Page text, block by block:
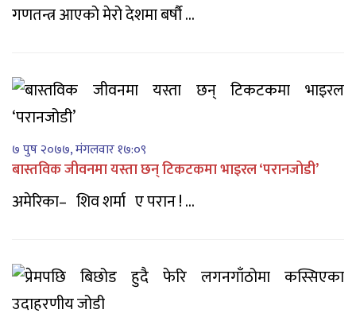
गणतन्त्र आएको मेरो देशमा बर्षौ ...
७ पुष २०७७, मंगलवार १७:०९
बास्तविक जीवनमा यस्ता छन् टिकटकमा भाइरल ‘परानजोडी’
अमेरिका– शिव शर्मा ए परान ! ...